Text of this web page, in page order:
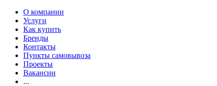
О компании
Услуги
Как купить
Бренды
Контакты
Пункты самовывоза
Проекты
Вакансии
...